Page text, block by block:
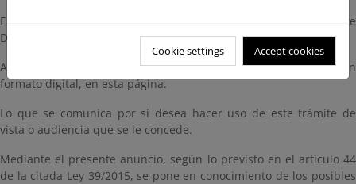
En ambos casos debe citarse la referencia del expediente
DES01/23/11/0002.
Asimismo, el proyecto estará disponible para su consulta, en
formato digital, en esta página.
Lo que se comunica por si desea hacer uso de este trámite de
vista o audiencia que se le concede.
Mediante el presente anuncio, según lo previsto en el artículo 44
de la citada Ley 39/2015, se pone en conocimiento de los posibles
Cookie settings Accept cookies